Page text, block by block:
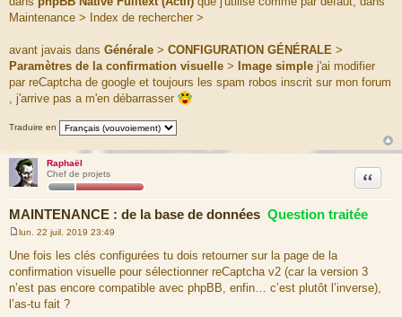
Maintenance > Index de rechercher >
avant javais dans Générale > CONFIGURATION GÉNÉRALE >
Paramètres de la confirmation visuelle > Image simple j'ai modifier
par reCaptcha de google et toujours les spam robos inscrit sur mon forum
, j'arrive pas a m'en débarrasser
Traduire en
Raphaël
Chef de projets
MAINTENANCE : de la base de données Question traitée
Citation
s
s
g
e
lun. 22 juil. 2019 23:49
Une fois les clés configurées tu dois retourner sur la page de la
confirmation visuelle pour sélectionner reCaptcha v2 (car la version 3
n’est pas encore compatible avec phpBB, enfin… c’est plutôt l’inverse),
l’as-tu fait ?